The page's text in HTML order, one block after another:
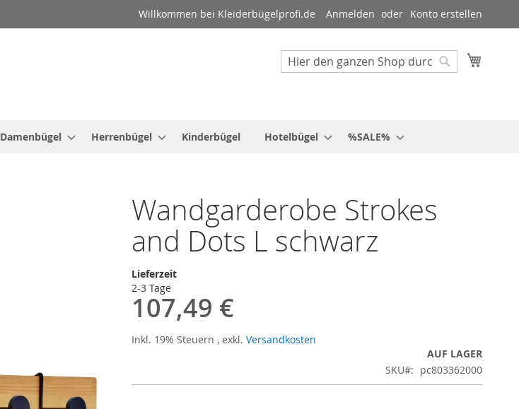
Willkommen bei Kleiderbügelprofi.de Anmelden Konto erstellen
Suche
Damenbügel Herrenbügel Kinderbügel Hotelbügel %SALE%
Wandgarderobe Strokes
and Dots L schwarz
Lieferzeit
2-3 Tage
107,49 €
Inkl. 19% Steuern , exkl. Versandkosten
AUF LAGER
SKU
pc803362000